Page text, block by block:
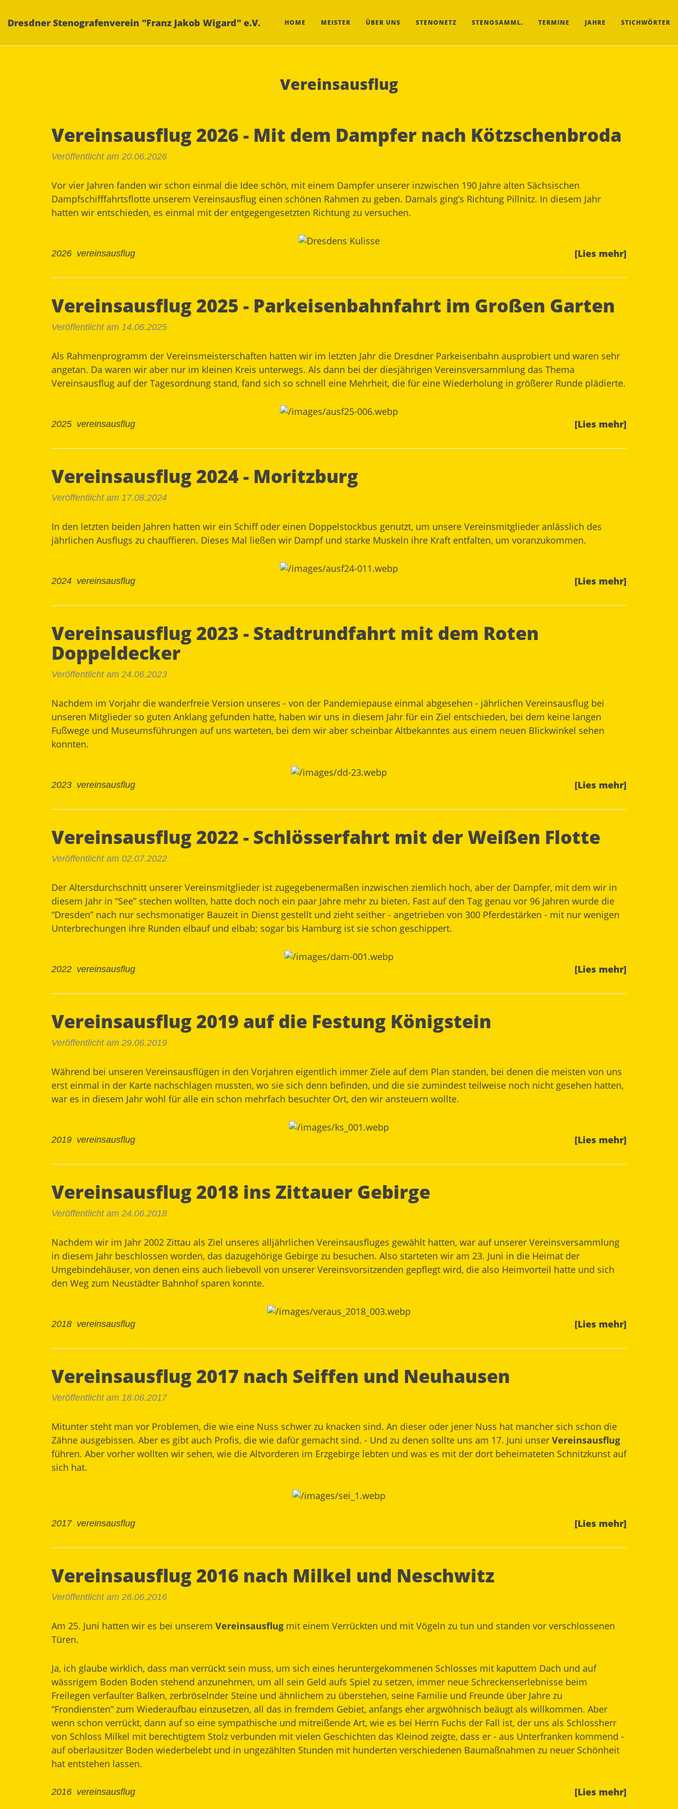
Dresdner Stenografenverein "Franz Jakob Wigard" e.V. HOME MEISTER ÜBER UNS STENONETZ STENOSAMML. TERMINE JAHRE STICHWÖRTER
Vereinsausflug
Vereinsausflug 2026 - Mit dem Dampfer nach Kötzschenbroda
Veröffentlicht am 20.06.2026
Vor vier Jahren fanden wir schon einmal die Idee schön, mit einem Dampfer unserer inzwischen 190 Jahre alten Sächsischen
Dampfschifffahrtsflotte unserem Vereinsausflug einen schönen Rahmen zu geben. Damals ging’s Richtung Pillnitz. In diesem Jahr
hatten wir entschieden, es einmal mit der entgegengesetzten Richtung zu versuchen.
[Lies mehr]
2026 vereinsausflug
Vereinsausflug 2025 - Parkeisenbahnfahrt im Großen Garten
Veröffentlicht am 14.06.2025
Als Rahmenprogramm der Vereinsmeisterschaften hatten wir im letzten Jahr die Dresdner Parkeisenbahn ausprobiert und waren sehr
angetan. Da waren wir aber nur im kleinen Kreis unterwegs. Als dann bei der diesjährigen Vereinsversammlung das Thema
Vereinsausflug auf der Tagesordnung stand, fand sich so schnell eine Mehrheit, die für eine Wiederholung in größerer Runde plädierte.
[Lies mehr]
2025 vereinsausflug
Vereinsausflug 2024 - Moritzburg
Veröffentlicht am 17.08.2024
In den letzten beiden Jahren hatten wir ein Schiff oder einen Doppelstockbus genutzt, um unsere Vereinsmitglieder anlässlich des
jährlichen Ausflugs zu chauffieren. Dieses Mal ließen wir Dampf und starke Muskeln ihre Kraft entfalten, um voranzukommen.
[Lies mehr]
2024 vereinsausflug
Vereinsausflug 2023 - Stadtrundfahrt mit dem Roten
Doppeldecker
Veröffentlicht am 24.06.2023
Nachdem im Vorjahr die wanderfreie Version unseres - von der Pandemiepause einmal abgesehen - jährlichen Vereinsausflug bei
unseren Mitglieder so guten Anklang gefunden hatte, haben wir uns in diesem Jahr für ein Ziel entschieden, bei dem keine langen
Fußwege und Museumsführungen auf uns warteten, bei dem wir aber scheinbar Altbekanntes aus einem neuen Blickwinkel sehen
konnten.
[Lies mehr]
2023 vereinsausflug
Vereinsausflug 2022 - Schlösserfahrt mit der Weißen Flotte
Veröffentlicht am 02.07.2022
Der Altersdurchschnitt unserer Vereinsmitglieder ist zugegebenermaßen inzwischen ziemlich hoch, aber der Dampfer, mit dem wir in
diesem Jahr in “See” stechen wollten, hatte doch noch ein paar Jahre mehr zu bieten. Fast auf den Tag genau vor 96 Jahren wurde die
“Dresden” nach nur sechsmonatiger Bauzeit in Dienst gestellt und zieht seither - angetrieben von 300 Pferdestärken - mit nur wenigen
Unterbrechungen ihre Runden elbauf und elbab; sogar bis Hamburg ist sie schon geschippert.
[Lies mehr]
2022 vereinsausflug
Vereinsausflug 2019 auf die Festung Königstein
Veröffentlicht am 29.06.2019
Während bei unseren Vereinsausflügen in den Vorjahren eigentlich immer Ziele auf dem Plan standen, bei denen die meisten von uns
erst einmal in der Karte nachschlagen mussten, wo sie sich denn befinden, und die sie zumindest teilweise noch nicht gesehen hatten,
war es in diesem Jahr wohl für alle ein schon mehrfach besuchter Ort, den wir ansteuern wollte.
[Lies mehr]
2019 vereinsausflug
Vereinsausflug 2018 ins Zittauer Gebirge
Veröffentlicht am 24.06.2018
Nachdem wir im Jahr 2002 Zittau als Ziel unseres alljährlichen Vereinsausfluges gewählt hatten, war auf unserer Vereinsversammlung
in diesem Jahr beschlossen worden, das dazugehörige Gebirge zu besuchen. Also starteten wir am 23. Juni in die Heimat der
Umgebindehäuser, von denen eins auch liebevoll von unserer Vereinsvorsitzenden gepflegt wird, die also Heimvorteil hatte und sich
den Weg zum Neustädter Bahnhof sparen konnte.
[Lies mehr]
2018 vereinsausflug
Vereinsausflug 2017 nach Seiffen und Neuhausen
Veröffentlicht am 18.06.2017
Mitunter steht man vor Problemen, die wie eine Nuss schwer zu knacken sind. An dieser oder jener Nuss hat mancher sich schon die
Zähne ausgebissen. Aber es gibt auch Profis, die wie dafür gemacht sind. - Und zu denen sollte uns am 17. Juni unser Vereinsausflug
führen. Aber vorher wollten wir sehen, wie die Altvorderen im Erzgebirge lebten und was es mit der dort beheimateten Schnitzkunst auf
sich hat.
[Lies mehr]
2017 vereinsausflug
Vereinsausflug 2016 nach Milkel und Neschwitz
Veröffentlicht am 26.06.2016
Am 25. Juni hatten wir es bei unserem Vereinsausflug mit einem Verrückten und mit Vögeln zu tun und standen vor verschlossenen
Türen.
Ja, ich glaube wirklich, dass man verrückt sein muss, um sich eines heruntergekommenen Schlosses mit kaputtem Dach und auf
wässrigem Boden Boden stehend anzunehmen, um all sein Geld aufs Spiel zu setzen, immer neue Schreckenserlebnisse beim
Freilegen verfaulter Balken, zerbröselnder Steine und ähnlichem zu überstehen, seine Familie und Freunde über Jahre zu
“Frondiensten” zum Wiederaufbau einzusetzen, all das in fremdem Gebiet, anfangs eher argwöhnisch beäugt als willkommen. Aber
wenn schon verrückt, dann auf so eine sympathische und mitreißende Art, wie es bei Herrn Fuchs der Fall ist, der uns als Schlossherr
von Schloss Milkel mit berechtigtem Stolz verbunden mit vielen Geschichten das Kleinod zeigte, dass er - aus Unterfranken kommend -
auf oberlausitzer Boden wiederbelebt und in ungezählten Stunden mit hunderten verschiedenen Baumaßnahmen zu neuer Schönheit
hat entstehen lassen.
[Lies mehr]
2016 vereinsausflug